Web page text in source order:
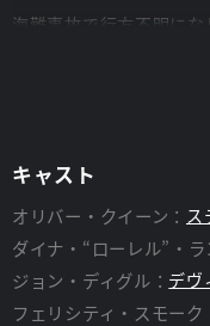
海難事故で行方不明に
バー・クイーン。だが
とが判明する。故郷の
の過ちを正し、悪との
てスター・シティを守る
限界が試される。オリ
中で最も冷酷なヴィラン
ーは、家族やチーム、ま
する償いをしようとす
ヒーローとは何か”を自
キャスト
オリバー・クイーン： ス
ダイナ・“ローレル”・ラ
ジョン・ディグル： デヴ
フェリシティ・スモーク